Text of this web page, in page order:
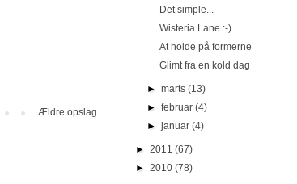
Ældre opslag
Det simple...
Wisteria Lane :-)
At holde på formerne
Glimt fra en kold dag
►marts(13)
►februar(4)
►januar(4)
► 2011 (67)
► 2010 (78)